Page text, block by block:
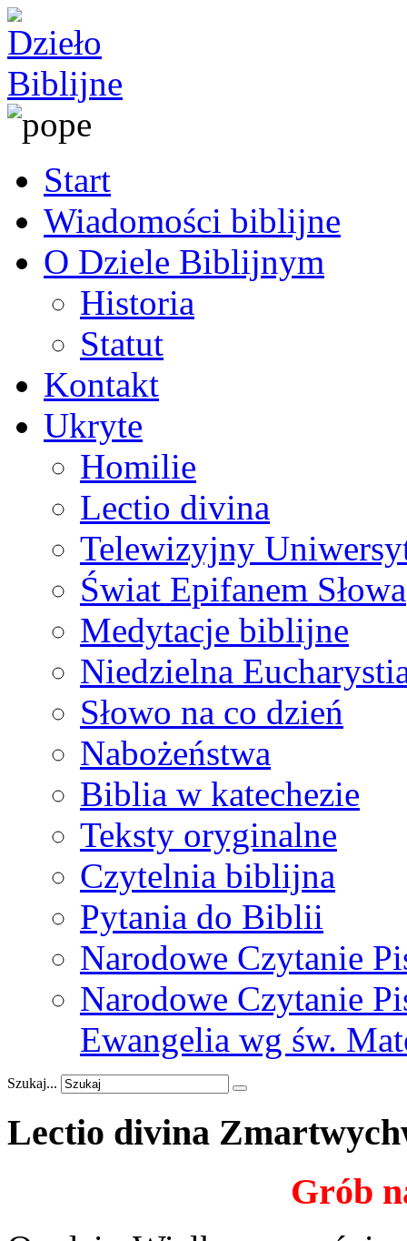
Start
Wiadomości biblijne
O Dziele Biblijnym
Historia
Statut
Kontakt
Ukryte
Homilie
Lectio divina
Telewizyjny
Świat Epifanem Słowa
Medytacje biblijne
Niedzielna
Słowo na co dzień
Nabożeństwa
Biblia w katechezie
Teksty oryginalne
Czytelnia biblijna
Pytania do Biblii
Narodowe Czytanie
Narodowe Czytanie
Ewangelia wg św.
Szukaj...
Lectio divina
Grób